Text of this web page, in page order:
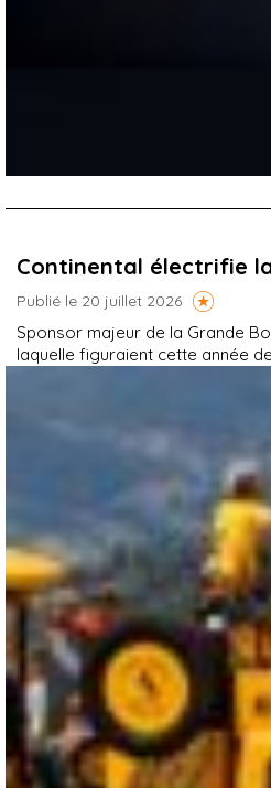
Continental électrifie
Publié le 20 juillet 2026
Sponsor majeur de la Grande
laquelle figuraient cette année